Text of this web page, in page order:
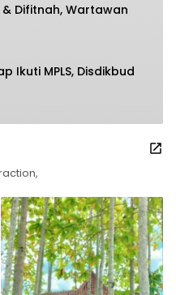
Difitnah, Wartawan
Disdikbud